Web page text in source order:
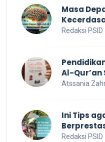
Masa
Redaksi PSID
Al-Qur’an
Dalam
Atssania
Ini Tips
Bahasa
Redaksi PSID